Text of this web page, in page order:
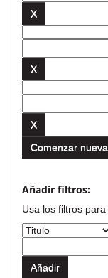
Comenzar
Añadir filtros:
Usa los filtros